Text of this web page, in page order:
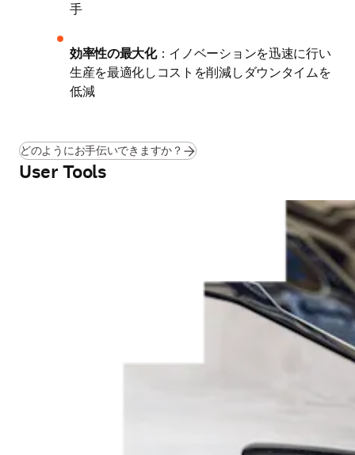
手
効率性の最大化：イノベーションを迅速に行い
生産を最適化しコストを削減しダウンタイムを
低減
どのようにお手伝いできますか？
User Tools